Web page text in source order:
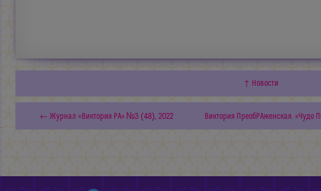
↑ Новости
← Журнал «Виктория РА» №3 (48), 2022 Виктория ПреобРАженская.